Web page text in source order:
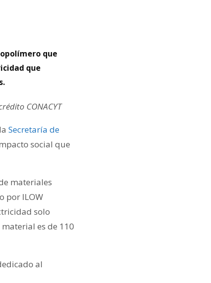
que
que
CONACYT
Secretaría de
social que
materiales
por ILOW
solo
es de 110
al